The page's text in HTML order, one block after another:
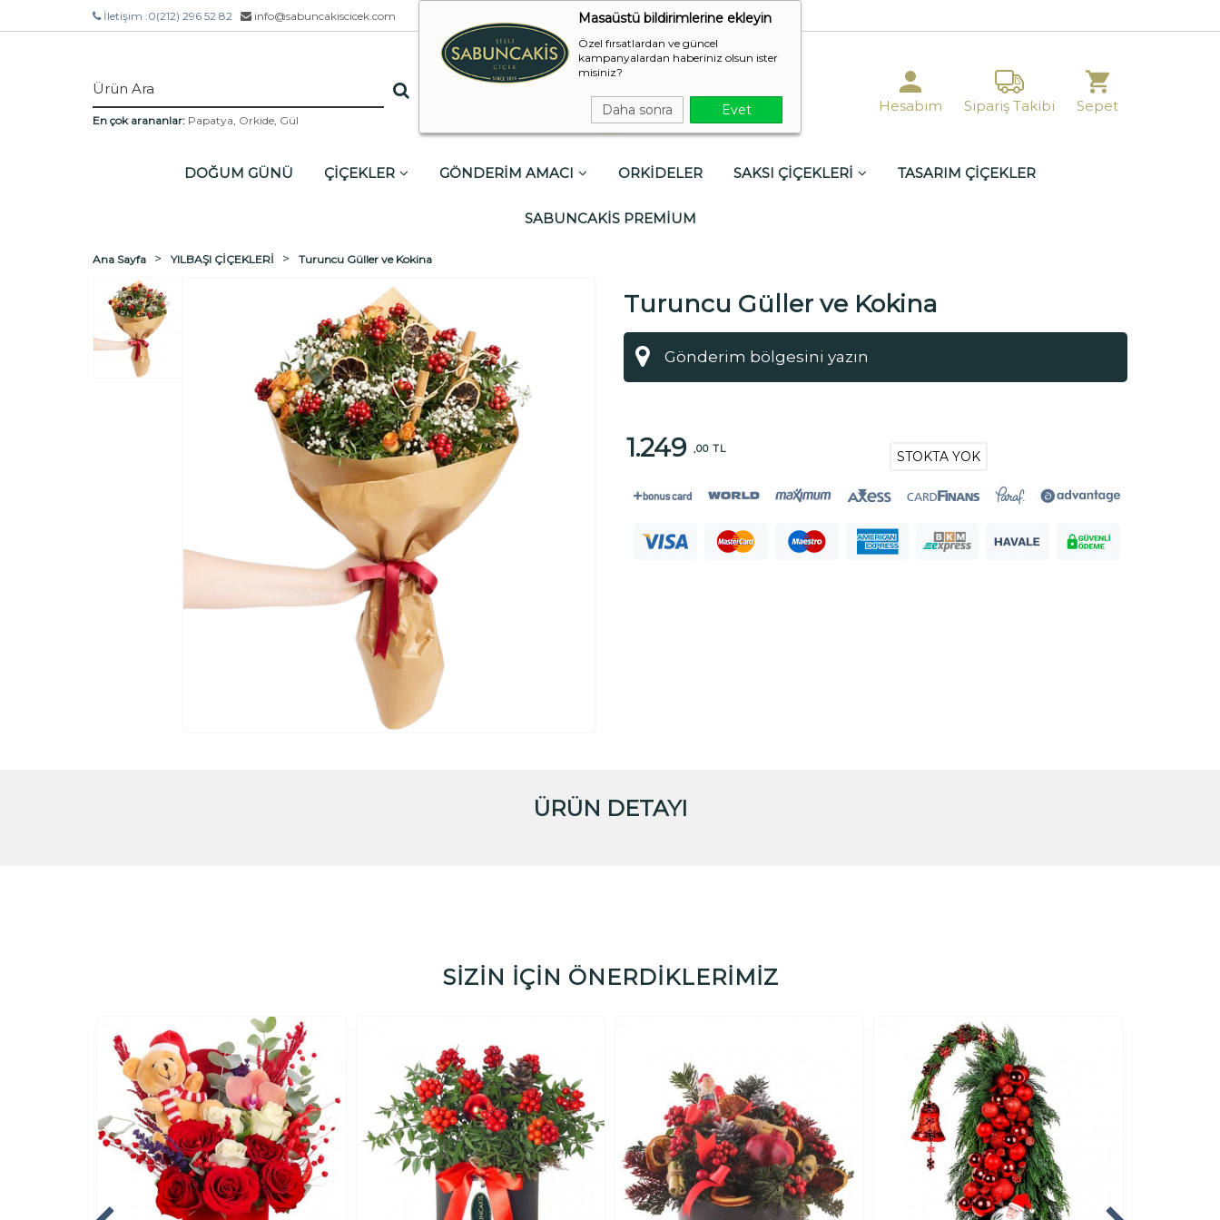
Masaüstü bildirimlerine ekleyin
Özel fırsatlardan ve güncel
kampanyalardan haberiniz olsun ister
misiniz?
Daha sonra Evet
İletişim :0(212) 296 52 82 info@sabuncakiscicek.com
En çok arananlar: Papatya, Orkide, Gül
Hesabım Sipariş Takibi Sepet
DOĞUM GÜNÜ ÇİÇEKLER GÖNDERİM AMACI ORKİDELER SAKSI ÇİÇEKLERİ TASARIM ÇİÇEKLER
SABUNCAKİS PREMİUM
Ana Sayfa YILBAŞI ÇİÇEKLERİ Turuncu Güller ve Kokina
Turuncu Güller ve Kokina
1.249 ,00 TL
STOKTA YOK
ÜRÜN DETAYI
SİZİN İÇİN ÖNERDİKLERİMİZ